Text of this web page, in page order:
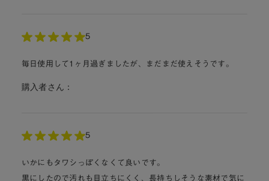
5
毎日使用して1ヶ月過ぎましたが、まだまだ使えそうです。
購入者さん：
5
いかにもタワシっぽくなくて良いです。
黒にしたので汚れも目立ちにくく、長持ちしそうな素材で気に